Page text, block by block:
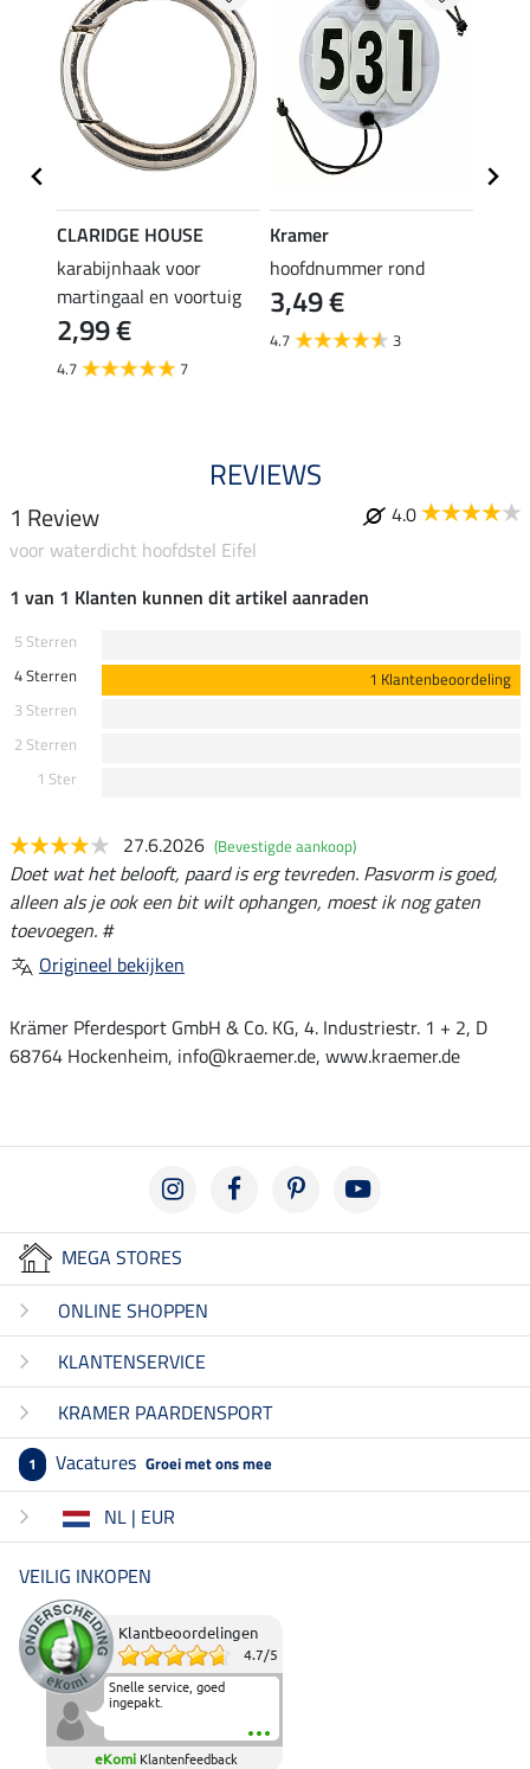
CLARIDGE HOUSE
karabijnhaak voor
martingaal en voortuig
2,99 €
4.7 7
Kramer
hoofdnummer rond
3,49 €
4.7 3
REVIEWS
1 Review
4.0
voor waterdicht hoofdstel Eifel
1 van 1 Klanten kunnen dit artikel aanraden
5 Sterren
4 Sterren
1 Klantenbeoordeling
3 Sterren
2 Sterren
1 Ster
27.6.2026 (Bevestigde aankoop)
Doet wat het belooft, paard is erg tevreden. Pasvorm is goed,
alleen als je ook een bit wilt ophangen, moest ik nog gaten
toevoegen. #
Origineel bekijken
Krämer Pferdesport GmbH & Co. KG, 4. Industriestr. 1 + 2, D
68764 Hockenheim, info@kraemer.de, www.kraemer.de
MEGA STORES
ONLINE SHOPPEN
KLANTENSERVICE
KRAMER PAARDENSPORT
1 Vacatures Groei met ons mee
NL | EUR
VEILIG INKOPEN
Klantbeoordelingen
4.7/5
Snelle service, goed
ingepakt.
eKomi Klantenfeedback